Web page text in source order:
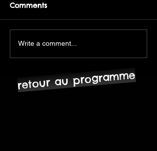
Comments
Write a comment...
retour au programme